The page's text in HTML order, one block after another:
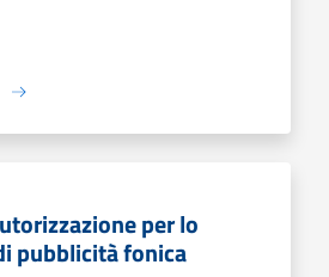
per lo
pubblicità fonica